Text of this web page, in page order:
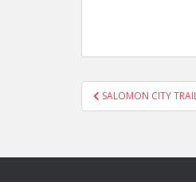
articoli
SALOMON CITY